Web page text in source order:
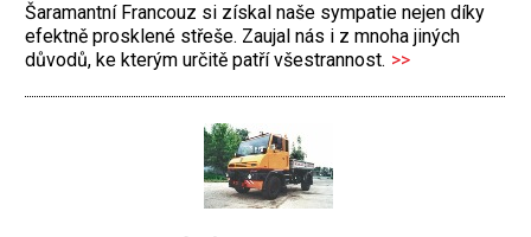
Šaramantní Francouz si získal naše sympatie nejen díky
efektně prosklené střeše. Zaujal nás i z mnoha jiných
důvodů, ke kterým určitě patří všestrannost. >>